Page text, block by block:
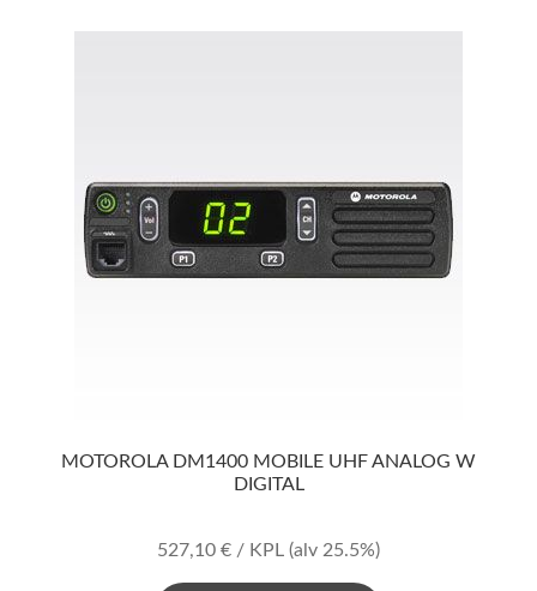
MOTOROLA DM1400 MOBILE UHF ANALOG W
DIGITAL
527,10 € / KPL (alv 25.5%)